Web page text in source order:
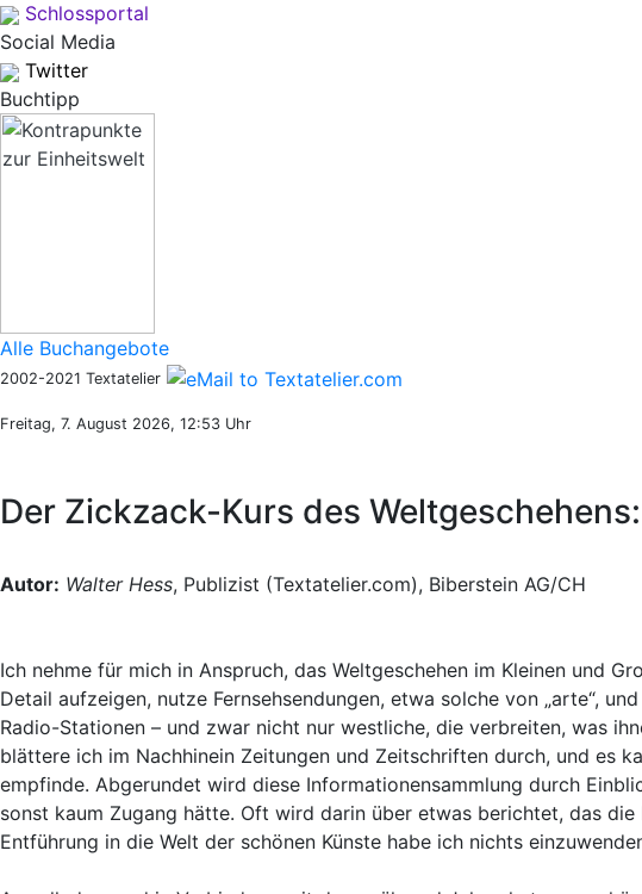
Schlossportal
Social Media
Twitter
Buchtipp
Alle Buchangebote
2002-2021 Textatelier
Freitag, 7. August 2026, 12:53 Uhr
Der Zickzack-Kurs des
Autor: Walter Hess, Publizist (Textatelier.com), Biberstein AG/CH
Ich nehme für mich in Anspruch, das Weltgeschehen im Kleinen und
Detail aufzeigen, nutze Fernsehsendungen, etwa solche von „arte“,
Radio-Stationen – und zwar nicht nur westliche, die verbreiten, was
blättere ich im Nachhinein Zeitungen und Zeitschriften durch, und es
empfinde. Abgerundet wird diese Informationensammlung durch
sonst kaum Zugang hätte. Oft wird darin über etwas berichtet, das
Entführung in die Welt der schönen Künste habe ich nichts